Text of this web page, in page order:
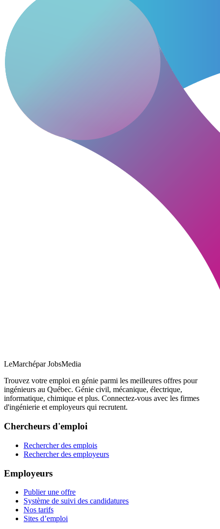
LeMarchépar JobsMedia
Trouvez votre emploi en génie parmi les meilleures offres pour
ingénieurs au Québec. Génie civil, mécanique, électrique,
informatique, chimique et plus. Connectez-vous avec les firmes
d'ingénierie et employeurs qui recrutent.
Chercheurs d'emploi
Rechercher des emplois
Rechercher des employeurs
Employeurs
Publier une offre
Système de suivi des candidatures
Nos tarifs
Sites d’emploi